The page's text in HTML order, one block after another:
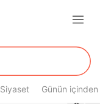
Siyaset Günün içinden